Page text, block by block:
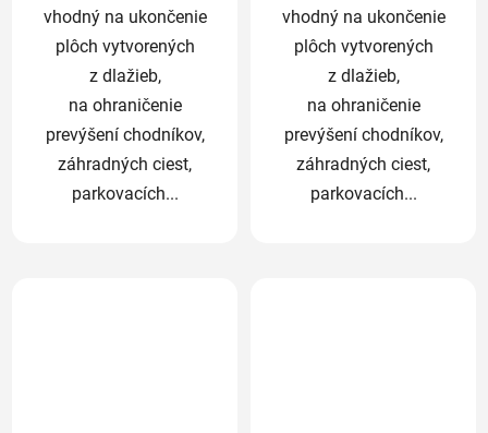
vhodný na ukončenie
plôch vytvorených
z dlažieb,
na ohraničenie
prevýšení chodníkov,
záhradných ciest,
parkovacích...
vhodný na ukončenie
plôch vytvorených
z dlažieb,
na ohraničenie
prevýšení chodníkov,
záhradných ciest,
parkovacích...